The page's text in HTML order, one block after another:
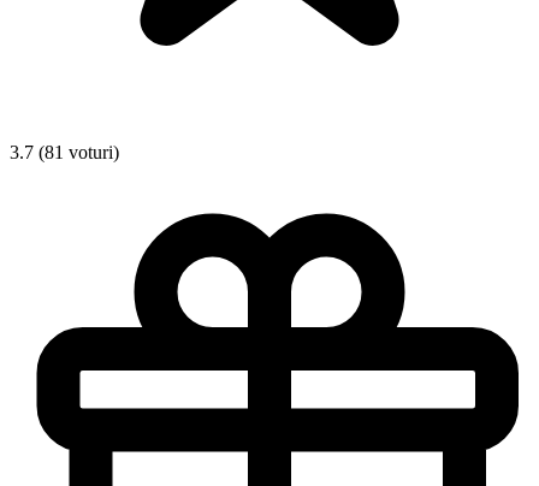
3.7 (81 voturi)